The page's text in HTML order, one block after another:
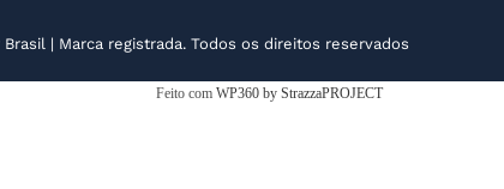
| Marca registrada. Todos os direitos reservados
Feito com WP360 by StrazzaPROJECT